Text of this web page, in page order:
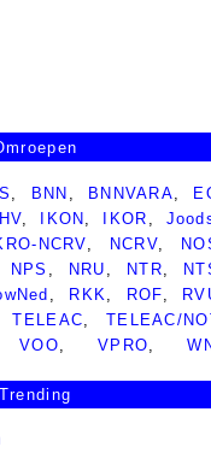
BNN BNNVARA
HV IKON IKOR
NCRV NCRV
NPS NRU NTR
RKK ROF
,TELEAC TELEAC/
VOO ,VPRO ,
Trending